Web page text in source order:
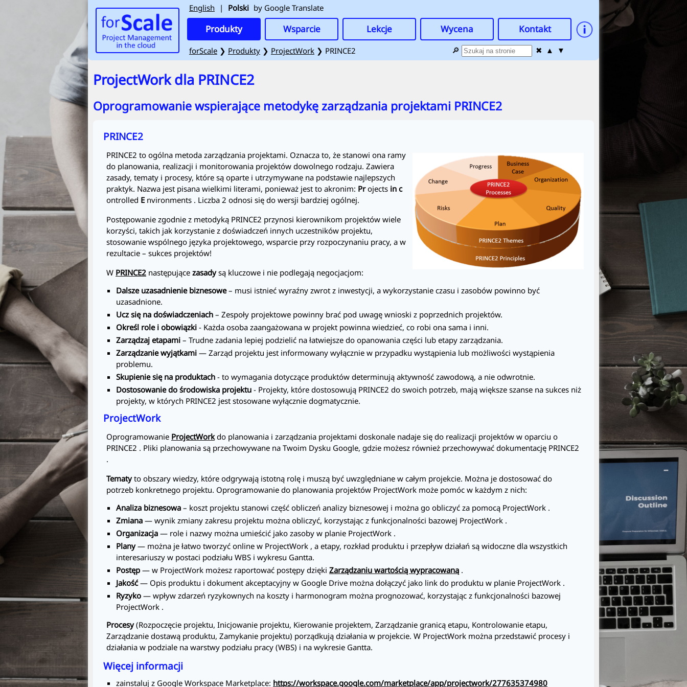
English | Polski by Google Translate
Produkty Wsparcie Lekcje Wycena Kontakt
forScale ❯ Produkty ❯ ProjectWork ❯ PRINCE2 🔎 ✖ ▲ ▼
ProjectWorkdla PRINCE2
Oprogramowanie wspierające metodykę zarządzania projektami PRINCE2
PRINCE2
PRINCE2 to ogólna metoda zarządzania projektami. Oznacza to, że stanowi ona ramy
do planowania, realizacji i monitorowania projektów dowolnego rodzaju. Zawiera
zasady, tematy i procesy, które są oparte i utrzymywane na podstawie najlepszych
praktyk. Nazwa jest pisana wielkimi literami, ponieważ jest to akronim: Projects in c
ontrolled E nvironments . Liczba 2 odnosi się do wersji bardziej ogólnej.
Postępowanie zgodnie z metodyką PRINCE2 przynosi kierownikom projektów wiele
korzyści, takich jak korzystanie z doświadczeń innych uczestników projektu,
stosowanie wspólnego języka projektowego, wsparcie przy rozpoczynaniu pracy, a w
rezultacie – sukces projektów!
W PRINCE2 następujące zasadysą kluczowe i nie podlegają negocjacjom:
Dalsze uzasadnienie biznesowe– musi istnieć wyraźny zwrot z inwestycji, a wykorzystanie czasu i zasobów powinno być
uzasadnione.
Ucz się na doświadczeniach – Zespoły projektowe powinny brać pod uwagę wnioski z poprzednich projektów.
Określ role i obowiązki - Każda osoba zaangażowana w projekt powinna wiedzieć, co robi ona sama i inni.
Zarządzaj etapami – Trudne zadania lepiej podzielić na łatwiejsze do opanowania części lub etapy zarządzania.
Zarządzanie wyjątkami — Zarząd projektu jest informowany wyłącznie w przypadku wystąpienia lub możliwości wystąpienia
problemu.
Skupienie się na produktach - to wymagania dotyczące produktów determinują aktywność zawodową, a nie odwrotnie.
Dostosowanie do środowiska projektu - Projekty, które dostosowują PRINCE2 do swoich potrzeb, mają większe szanse na sukces niż
projekty, w których PRINCE2 jest stosowane wyłącznie dogmatycznie.
ProjectWork
Oprogramowanie ProjectWorkdo planowania i zarządzania projektami doskonale nadaje się do realizacji projektów w oparciu o
PRINCE2 . Pliki planowania są przechowywane na Twoim Dysku Google, gdzie możesz również przechowywać dokumentację PRINCE2
.
Tematyto obszary wiedzy, które odgrywają istotną rolę i muszą być uwzględniane w całym projekcie. Można je dostosować do
potrzeb konkretnego projektu. Oprogramowanie do planowania projektów ProjectWork może pomóc w każdym z nich:
Analiza biznesowa – koszt projektu stanowi część obliczeń analizy biznesowej i można go obliczyć za pomocą ProjectWork .
Zmiana — wynik zmiany zakresu projektu można obliczyć, korzystając z funkcjonalności bazowej ProjectWork .
Organizacja — role i nazwy można umieścić jako zasoby w planie ProjectWork .
Plany— można je łatwo tworzyć online w ProjectWork , a etapy, rozkład produktu i przepływ działań są widoczne dla wszystkich
interesariuszy w postaci podziału WBS i wykresu Gantta.
Postęp — w ProjectWork możesz raportować postępy dzięki Zarządzaniu wartością wypracowaną .
Jakość— Opis produktu i dokument akceptacyjny w Google Drive można dołączyć jako link do produktu w planie ProjectWork .
Ryzyko — wpływ zdarzeń ryzykownych na koszty i harmonogram można prognozować, korzystając z funkcjonalności bazowej
ProjectWork .
Procesy(Rozpoczęcie projektu, Inicjowanie projektu, Kierowanie projektem, Zarządzanie granicą etapu, Kontrolowanie etapu,
Zarządzanie dostawą produktu, Zamykanie projektu) porządkują działania w projekcie. W ProjectWork można przedstawić procesy i
działania w podziale na warstwy podziału pracy (WBS) i na wykresie Gantta.
Więcej informacji
zainstaluj z Google Workspace Marketplace: https://workspace.google.com/marketplace/app/projectwork/277635374980